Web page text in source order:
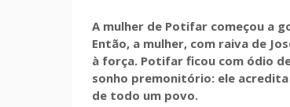
A mulher de Potifar começou a
Então, a mulher, com raiva de
à força. Potifar ficou com ódio
sonho premonitório: ele
de todo um povo.